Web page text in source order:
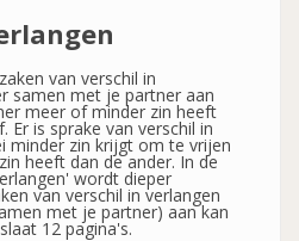
van verschil in
samen met je partner aan
meer of minder zin heeft
Er is sprake van verschil in
minder zin krijgt om te vrijen
heeft dan de ander. In de
wordt dieper
van verschil in verlangen
met je partner) aan kan
12 pagina's.